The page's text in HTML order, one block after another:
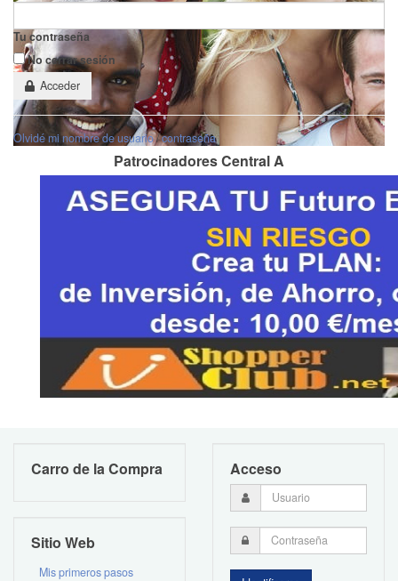
Tu contraseña
No cerrar sesión
Acceder
Olvidé mi nombre de usuario/contraseña
Patrocinadores Central A
Carro de la Compra
Sitio Web
Mis primeros pasos
Acceso